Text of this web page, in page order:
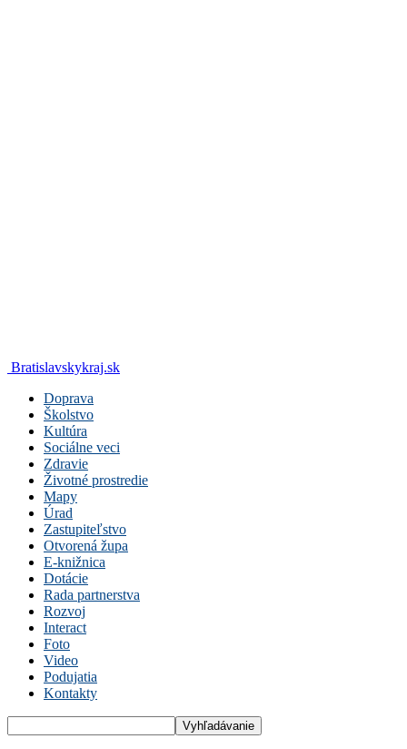
Bratislavskykraj.sk
Doprava
Školstvo
Kultúra
Sociálne veci
Zdravie
Životné prostredie
Mapy
Úrad
Zastupiteľstvo
Otvorená župa
E-knižnica
Dotácie
Rada partnerstva
Rozvoj
Interact
Foto
Video
Podujatia
Kontakty